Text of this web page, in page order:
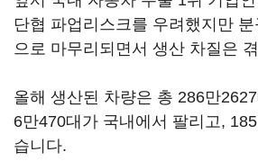
단협 파업리스크를 우려했지만
으로 마무리되면서 생산 차질은
올해 생산된 차량은 총 286만
6만470대가 국내에서 팔리고,
습니다.